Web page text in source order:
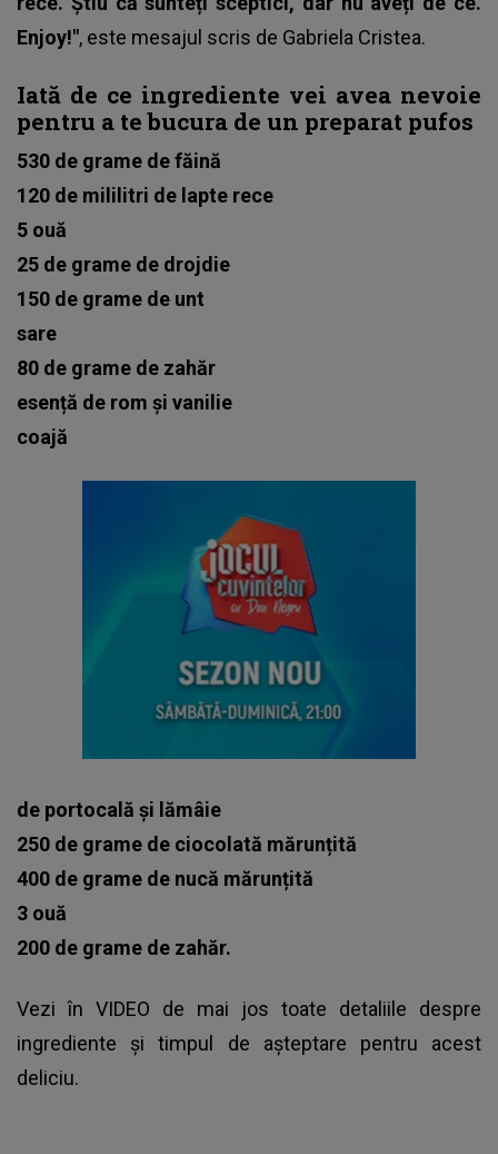
Enjoy!", este mesajul scris de Gabriela Cristea.
Iată de ce ingrediente vei avea nevoie
pentru a te bucura de un preparat pufos
530 de grame de făină
120 de mililitri de lapte rece
5 ouă
25 de grame de drojdie
150 de grame de unt
sare
80 de grame de zahăr
esență de rom și vanilie
coajă
de portocală și lămâie
250 de grame de ciocolată mărunțită
400 de grame de nucă mărunțită
3 ouă
200 de grame de zahăr.
Vezi în VIDEO de mai jos toate detaliile despre
ingrediente și timpul de așteptare pentru acest
deliciu.